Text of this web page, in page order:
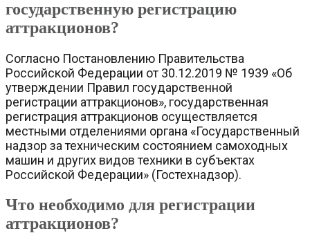
государственную регистрацию
аттракционов?
Согласно Постановлению Правительства
Российской Федерации от 30.12.2019 № 1939 «Об
утверждении Правил государственной
регистрации аттракционов», государственная
регистрация аттракционов осуществляется
местными отделениями органа «Государственный
надзор за техническим состоянием самоходных
машин и других видов техники в субъектах
Российской Федерации» (Гостехнадзор).
Что необходимо для регистрации
аттракционов?